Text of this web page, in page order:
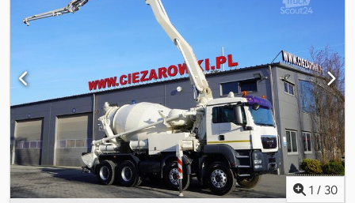
MINDEN GUMIÚJ! * GYÁRTÁSI ÉV: 2010 * FUTÁSTELJESÍTMÉNY:
628 000 km FELSZERELTSÉG: * ABS * ASR * SZERVOKORMÁNY *
ELEKTROMOS ABLAKOK * ELEKTROMOS TÜKRÖK * MOTORFÉK *
SEBESSÉGMÉRŐ RAKTERHELÉS: 20 000 kg TELJES TÖMEG: 34
000 kg TENGELYTÁV: 180/255/140 cm GUMI MÉRET: 13R22,5
FELFÜGGESZTÉS: RUGÓS TEL: KUBA – lengyel, angol, német, olasz
SEBASTIAN – lengyel, német, olasz, ????? LÁSZLÓ – magyar
COSTEL – román (Román nyelven minden exportügyintézést
elvégzünk, beleértve a szükséges dokumentumokat is) RADEK –
????? Dcodpezrkmvsfx Ahbsk Hivatkozási szám: 1903
1 / 30